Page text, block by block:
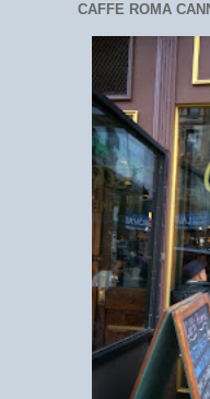
CAFFE ROMA